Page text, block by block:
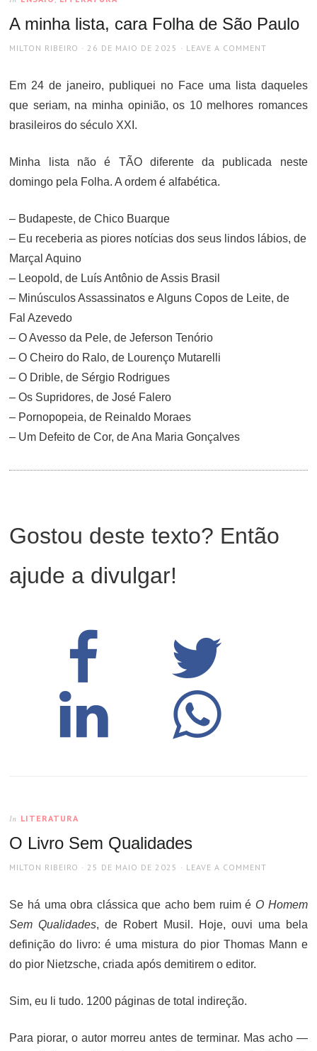
A minha lista, cara Folha de São Paulo
AUTHOR
MILTON RIBEIRO
POSTED
26 DE MAIO DE 2025 LEAVE A COMMENT
Em 24 de janeiro, publiquei no Face uma lista daqueles
que seriam, na minha opinião, os 10 melhores romances
brasileiros do século XXI.
Minha lista não é TÃO diferente da publicada neste
domingo pela Folha. A ordem é alfabética.
– Budapeste, de Chico Buarque
– Eu receberia as piores notícias dos seus lindos lábios, de
Marçal Aquino
– Leopold, de Luís Antônio de Assis Brasil
– Minúsculos Assassinatos e Alguns Copos de Leite, de
Fal Azevedo
– O Avesso da Pele, de Jeferson Tenório
– O Cheiro do Ralo, de Lourenço Mutarelli
– O Drible, de Sérgio Rodrigues
– Os Supridores, de José Falero
– Pornopopeia, de Reinaldo Moraes
– Um Defeito de Cor, de Ana Maria Gonçalves
Gostou deste texto? Então
ajude a divulgar!
In LITERATURA
O Livro Sem Qualidades
AUTHOR
MILTON RIBEIRO
POSTED
25 DE MAIO DE 2025 LEAVE A COMMENT
Se há uma obra clássica que acho bem ruim é O Homem
Sem Qualidades, de Robert Musil. Hoje, ouvi uma bela
definição do livro: é uma mistura do pior Thomas Mann e
do pior Nietzsche, criada após demitirem o editor.
Sim, eu li tudo. 1200 páginas de total indireção.
Para piorar, o autor morreu antes de terminar. Mas acho —